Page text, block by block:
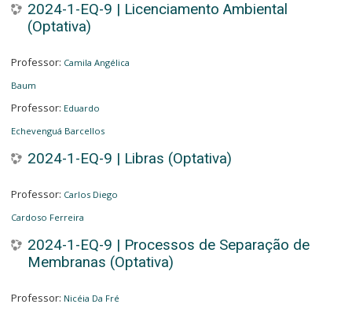
2024-1-EQ-9 | Licenciamento Ambiental
(Optativa)
Professor: Camila Angélica
Baum
Professor: Eduardo
Echevenguá Barcellos
2024-1-EQ-9 | Libras (Optativa)
Professor: Carlos Diego
Cardoso Ferreira
2024-1-EQ-9 | Processos de Separação de
Membranas (Optativa)
Professor: Nicéia Da Fré